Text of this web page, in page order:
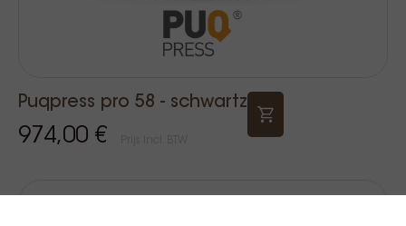
Puqpress pro 58 - schwartz
974,00 €